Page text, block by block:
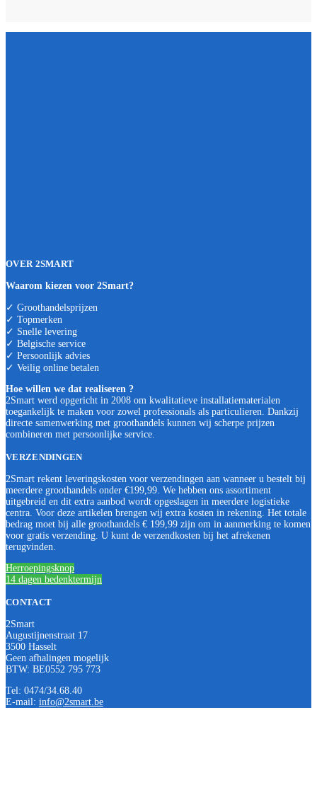
OVER 2SMART
Waarom kiezen voor 2Smart?
✓ Groothandelsprijzen
✓ Topmerken
✓ Snelle levering
✓ Belgische service
✓ Persoonlijk advies
✓ Veilig online betalen
Hoe willen we dat realiseren ?
2Smart werd opgericht in 2008 om kwalitatieve installatiematerialen
toegankelijk te maken voor zowel professionals als particulieren. Dankzij
directe samenwerking met groothandels kunnen wij scherpe prijzen
combineren met persoonlijke service.
VERZENDINGEN
2Smart rekent leveringskosten voor verzendingen aan wanneer u bestelt bij
meerdere groothandels onder €199,99. We hebben ons assortiment
uitgebreid en dit extra aanbod wordt opgeslagen in meerdere logistieke
centra. Voor deze artikelen brengen wij extra kosten in rekening. Het totale
bedrag moet bij alle groothandels € 199,99 zijn om in aanmerking te komen
voor gratis verzending. U kunt de verzendkosten bij het afrekenen
terugvinden.
Herroepingsknop
14 dagen bedenktermijn
CONTACT
2Smart
Augustijnenstraat 17
3500 Hasselt
Geen afhalingen mogelijk
BTW: BE0552 795 773
Tel: 0474/34.68.40
E-mail: info@2smart.be